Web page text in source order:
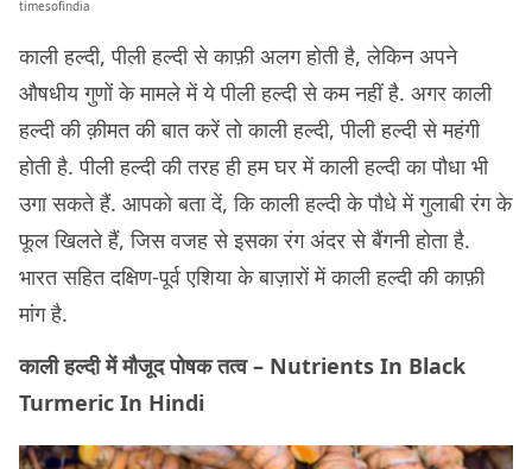
timesofindia
काली हल्दी, पीली हल्दी से काफ़ी अलग होती है, लेकिन अपने
औषधीय गुणों के मामले में ये पीली हल्दी से कम नहीं है. अगर काली
हल्दी की क़ीमत की बात करें तो काली हल्दी, पीली हल्दी से महंगी
होती है. पीली हल्दी की तरह ही हम घर में काली हल्दी का पौधा भी
उगा सकते हैं. आपको बता दें, कि काली हल्दी के पौधे में गुलाबी रंग के
फूल खिलते हैं, जिस वजह से इसका रंग अंदर से बैंगनी होता है.
भारत सहित दक्षिण-पूर्व एशिया के बाज़ारों में काली हल्दी की काफ़ी
मांग है.
काली हल्दी में मौजूद पोषक तत्व – Nutrients In Black
Turmeric In Hindi